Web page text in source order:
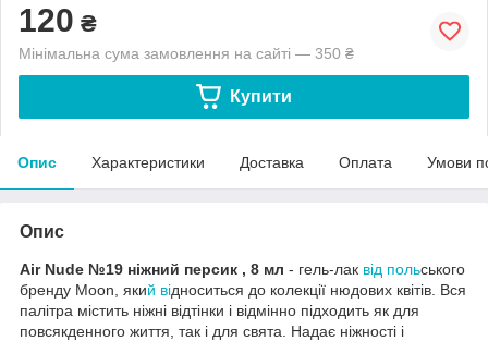
120 ₴
Мінімальна сума замовлення на сайті — 350 ₴
Купити
Опис Характеристики Доставка Оплата Умови
Опис
Air Nude №19 ніжний персик , 8 мл - гель-лак від польського
бренду Moon, який відноситься до колекції нюдових квітів. Вся
палітра містить ніжні відтінки і відмінно підходить як для
повсякденного життя, так і для свята. Надає ніжності і